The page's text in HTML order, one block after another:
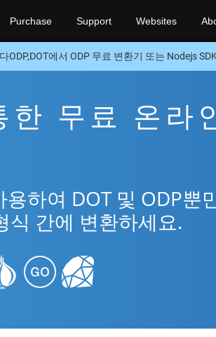
Purchase Support Websites
ODP,DOT에서 ODP 무료 변환기 또는 Nodejs
무료 온라
하여 DOT 및 ODP뿐
간에 변환하세요.